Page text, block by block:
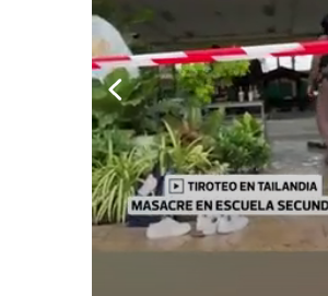
gestion.pe
Condiciones